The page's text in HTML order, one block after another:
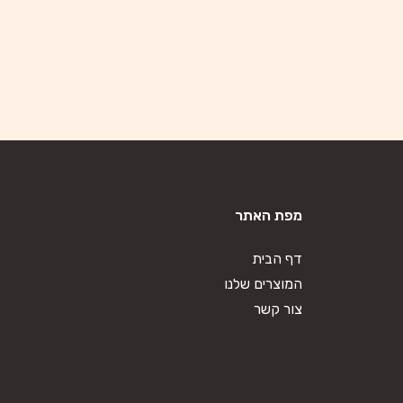
מפת האתר
דף הבית
המוצרים שלנו
צור קשר